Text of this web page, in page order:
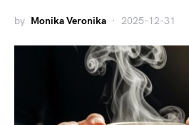
by Monika Veronika 2025-12-31